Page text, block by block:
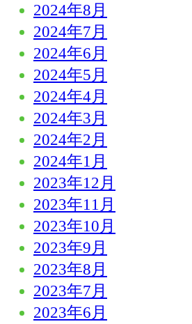
2024年8月
2024年7月
2024年6月
2024年5月
2024年4月
2024年3月
2024年2月
2024年1月
2023年12月
2023年11月
2023年10月
2023年9月
2023年8月
2023年7月
2023年6月